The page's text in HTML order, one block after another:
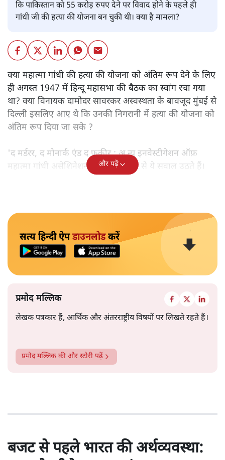
कि पाकिस्तान को 55 करोड़ रुपए देने पर विवाद होने के पहले ही
गांधी जी की हत्या की योजना बन चुकी थी। क्या है मामला?
क्या महात्मा गांधी की हत्या की योजना को अंतिम रूप देने के लिए
ही अगस्त 1947 में हिन्दू महासभा की बैठक का स्वांग रचा गया
था? क्या विनायक दामोदर सावरकर अस्वस्थता के बावजूद मुंबई से
दिल्ली इसलिए आए थे कि उनकी निगरानी में हत्या की योजना को
अंतिम रूप दिया जा सके ?
'द मर्डरर, द मोनार्क एंड द फ़कीर : अ न्यू इनवेस्टीगेशन ऑफ़
महात्मा गांधी असेशिनेशन' नामक किताब से ये सवाल उठते हैं।
और पढ़ें
सत्य हिन्दी ऐपडाउनलोडकरें
प्रमोद मल्लिक
लेखक पत्रकार हैं, आर्थिक और अंतरराष्ट्रीय विषयों पर लिखते रहते हैं।
प्रमोद मल्लिक की और स्टोरी पढ़ें
बजट से पहले भारत की अर्थव्यवस्था: